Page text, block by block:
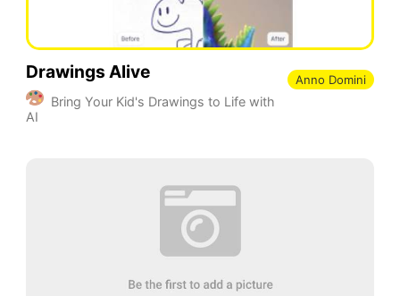
Drawings Alive
Bring Your Kid's Drawings to Life with
AI
Anno Domini